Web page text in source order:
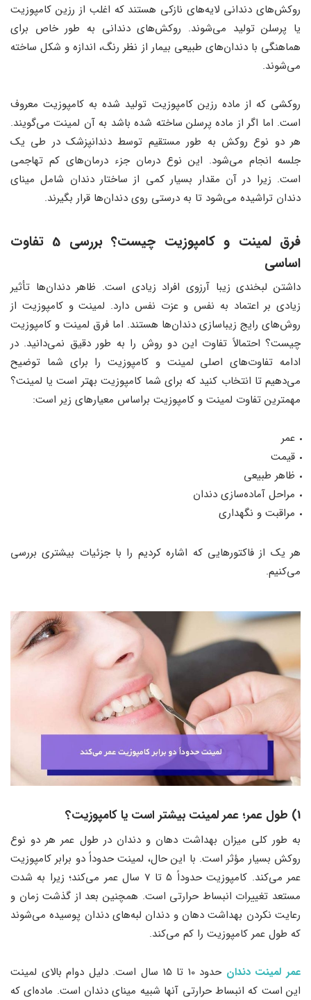
روکش‌های دندانی لایه‌های نازکی هستند که اغلب از رزین کامپوزیت
یا پرسلن تولید می‌شوند. روکش‌های دندانی به طور خاص برای
هماهنگی با دندان‌های طبیعی بیمار از نظر رنگ، اندازه و شکل ساخته
می‌شوند.
روکشی که از ماده رزین کامپوزیت تولید شده به کامپوزیت معروف
است. اما اگر از ماده پرسلن ساخته شده باشد به آن لمینت می‌گویند.
هر دو نوع روکش به طور مستقیم توسط دندانپزشک در طی یک
جلسه انجام می‌شود. این نوع درمان جزء درمان‌های کم تهاجمی
است. زیرا در آن مقدار بسیار کمی از ساختار دندان شامل مینای
دندان تراشیده می‌شود تا به درستی روی دندان‌ها قرار بگیرند.
فرق لمینت و کامپوزیت چیست؟ بررسی 5 تفاوت
اساسی
داشتن لبخندی زیبا آرزوی افراد زیادی است. ظاهر دندان‌ها تأثیر
زیادی بر اعتماد به نفس و عزت نفس دارد. لمینت و کامپوزیت از
روش‌های رایج زیباسازی دندان‌ها هستند. اما فرق لمینت و کامپوزیت
چیست؟ احتمالاً تفاوت این دو روش را به طور دقیق نمی‌دانید. در
ادامه تفاوت‌های اصلی لمینت و کامپوزیت را برای شما توضیح
می‌دهیم تا انتخاب کنید که برای شما کامپوزیت بهتر است یا لمینت؟
مهمترین تفاوت لمینت و کامپوزیت براساس معیارهای زیر است:
عمر
قیمت
ظاهر طبیعی
مراحل آماده‌سازی دندان
مراقبت و نگهداری
هر یک از فاکتورهایی که اشاره کردیم را با جزئیات بیشتری بررسی
می‌کنیم.
1) طول عمر؛ عمر لمینت بیشتر است یا کامپوزیت؟
به طور کلی میزان بهداشت دهان و دندان در طول عمر هر دو نوع
روکش بسیار مؤثر است. با این حال، لمینت‌ حدوداً دو برابر کامپوزیت‌
عمر می‌کند. کامپوزیت‌ حدوداً 5 تا 7 سال عمر می‌کند؛ زیرا به شدت
مستعد تغییرات انبساط حرارتی است. همچنین بعد از گذشت زمان و
رعایت نکردن بهداشت دهان و دندان لبه‌های دندان پوسیده می‌شوند
که طول عمر کامپوزیت را کم می‌کند.
عمر لمینت‌ دندان
حدود 10 تا 15 سال است. دلیل دوام بالای لمینت‌
این است که انبساط حرارتی آنها شبیه مینای دندان است. ماده‌ای که